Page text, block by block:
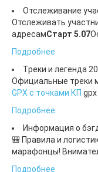
Анонс
Маршрут
Результаты
Фотоальбом
Анонс
Буклет
Положение
Маршрут
Фотоальбом
Форум
Отслеживание
Отслеживать
адресамСтарт 5.07
Подробнее
Треки и легенда
Официальные треки
GPX с точками КП gpx
Подробнее
Информация о
🎒 Правила и
марафонцы!
Подробнее